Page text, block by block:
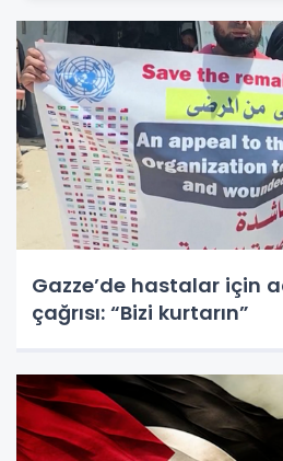
Gazze’de hastalar için
çağrısı: “Bizi kurtarın”